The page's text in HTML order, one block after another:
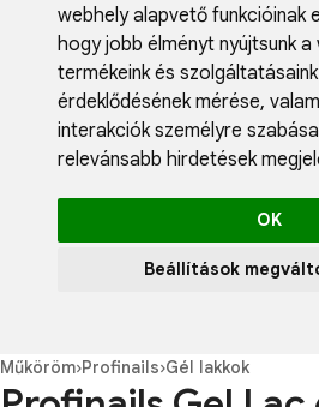
webhely alapvető funkcióinak
hogy jobb élményt nyújtsunk a
termékeink és
érdeklődésének mérése,
interakciók személyre szabása
relevánsabb hirdetések
OK
Beállítások
Műköröm›Profinails›Gél lakkok